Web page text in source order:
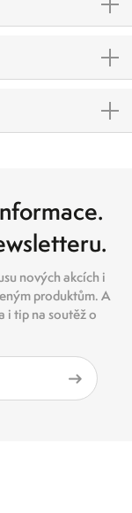
nových akcích i
produktům. A
i tip na soutěž o